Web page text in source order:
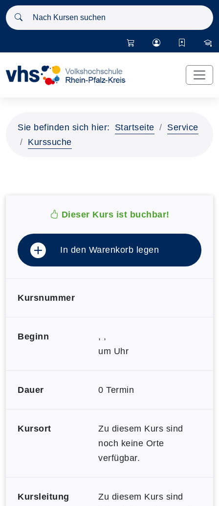
Nach Kursen suchen
Sie befinden sich hier: Startseite
Service
Kurssuche
Dieser Kurs ist buchbar!
In den Warenkorb legen
Kursnummer
Beginn
, ,
um Uhr
Dauer 0 Termin
Kursort
Zu diesem Kurs sind
noch keine Orte
verfügbar.
Kursleitung
Zu diesem Kurs sind